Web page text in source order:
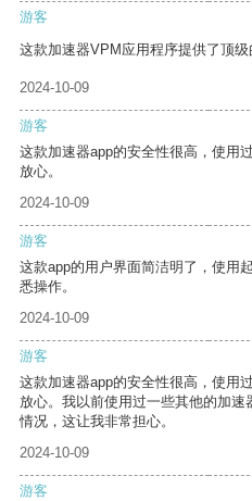
游客
这款加速器VPM应用程序提供了顶级
2024-10-09
游客
这款加速器app的安全性很高，使用
放心。
2024-10-09
游客
这款app的用户界面简洁明了，使用
悉操作。
2024-10-09
游客
这款加速器app的安全性很高，使用
放心。我以前使用过一些其他的加
情况，这让我非常担心。
2024-10-09
游客